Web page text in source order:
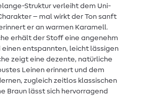
Struktur verleiht dem Uni-
– mal wirkt der Ton sanft
er an warmen Karamell.
erhält der Stoff eine angenehm
einen entspannten, leicht lässigen
zeigt eine dezente, natürliche
Leinen erinnert und dem
zugleich zeitlos klassischen
Braun lässt sich hervorragend